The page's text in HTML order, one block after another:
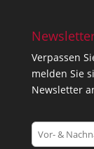
Verpassen
melden Sie
Newsletter